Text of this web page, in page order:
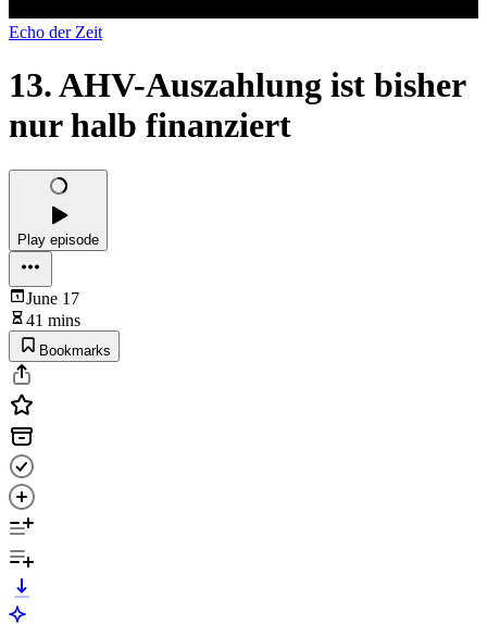
Echo der Zeit
13. AHV-Auszahlung ist bisher
nur halb finanziert
Play episode
June 17
41 mins
Bookmarks